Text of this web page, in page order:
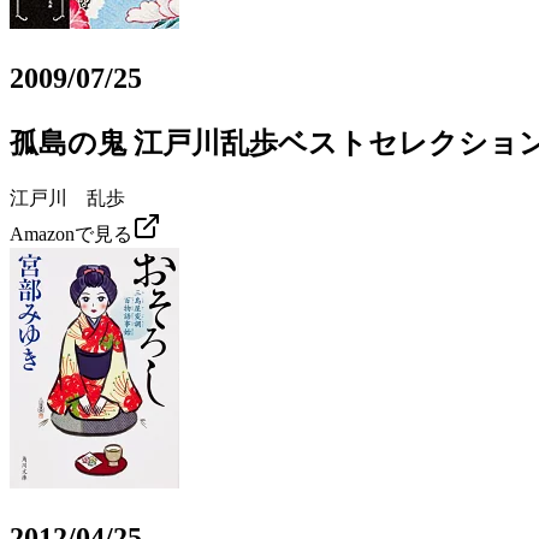
2009/07/25
孤島の鬼 江戸川乱歩ベストセレクショ
江戸川 乱歩
Amazonで見る